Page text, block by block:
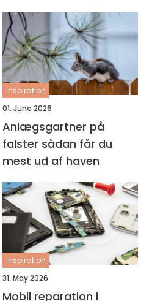
hverdagspauser
inspiration
01. June 2026
Anlægsgartner på
falster sådan får du
mest ud af haven
inspiration
31. May 2026
Mobil reparation i